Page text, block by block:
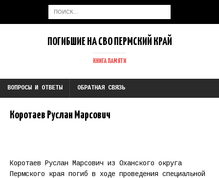
ПОГИБШИЕ НА СВО ПЕРМСКИЙ КРАЙ
КНИГА ПАМЯТИ
ВОПРОСЫ И ОТВЕТЫ ОБРАТНАЯ СВЯЗЬ
Коротаев Руслан Марсович
Коротаев Руслан Марсович из Оханского округа
Пермского края погиб в ходе проведения специальной